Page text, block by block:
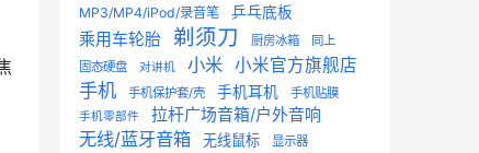
MP3/MP4/iPod/录音笔 乒乓底板
乘用车轮胎 剃须刀 厨房冰箱
同上
固态硬盘
对讲机 小米 小米官方旗舰店
手机 手机保护套/壳 手机耳机 手机贴膜
手机零部件 拉杆广场音箱/户外音响
无线/蓝牙音箱 无线鼠标 显示器